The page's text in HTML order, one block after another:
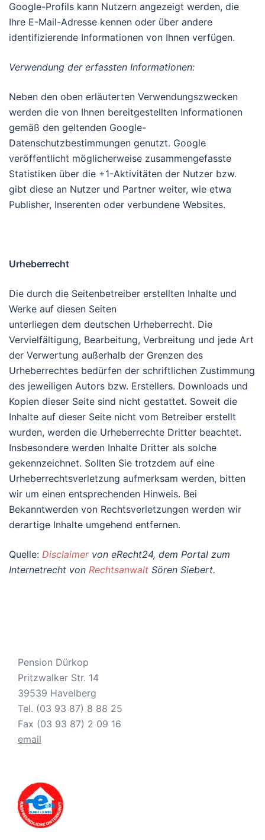
Google-Profils kann Nutzern angezeigt werden, die
Ihre E-Mail-Adresse kennen oder über andere
identifizierende Informationen von Ihnen verfügen.
Verwendung der erfassten Informationen:
Neben den oben erläuterten Verwendungszwecken
werden die von Ihnen bereitgestellten Informationen
gemäß den geltenden Google-
Datenschutzbestimmungen genutzt. Google
veröffentlicht möglicherweise zusammengefasste
Statistiken über die +1-Aktivitäten der Nutzer bzw.
gibt diese an Nutzer und Partner weiter, wie etwa
Publisher, Inserenten oder verbundene Websites.
Urheberrecht
Die durch die Seitenbetreiber erstellten Inhalte und
Werke auf diesen Seiten
unterliegen dem deutschen Urheberrecht. Die
Vervielfältigung, Bearbeitung, Verbreitung und jede Art
der Verwertung außerhalb der Grenzen des
Urheberrechtes bedürfen der schriftlichen Zustimmung
des jeweiligen Autors bzw. Erstellers. Downloads und
Kopien dieser Seite sind nicht gestattet. Soweit die
Inhalte auf dieser Seite nicht vom Betreiber erstellt
wurden, werden die Urheberrechte Dritter beachtet.
Insbesondere werden Inhalte Dritter als solche
gekennzeichnet. Sollten Sie trotzdem auf eine
Urheberrechtsverletzung aufmerksam werden, bitten
wir um einen entsprechenden Hinweis. Bei
Bekanntwerden von Rechtsverletzungen werden wir
derartige Inhalte umgehend entfernen.
Quelle: Disclaimervon eRecht24, dem Portal zum
Internetrecht von Rechtsanwalt Sören Siebert.
Pension Dürkop
Pritzwalker Str. 14
39539 Havelberg
Tel. (03 93 87) 8 88 25
Fax (03 93 87) 2 09 16
email